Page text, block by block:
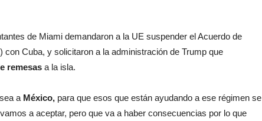
de Miami demandaron a la UE suspender el Acuerdo de
Cuba, y solicitaron a la administración de Trump que
remesas a la isla.
a México, para que esos que están ayudando a ese régimen se
a aceptar, pero que va a haber consecuencias por lo que